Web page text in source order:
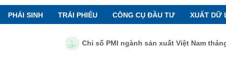
PHÁI SINH TRÁI PHIẾU CÔNG CỤ ĐẦU TƯ XUẤT DỮ
Chỉ số PMI ngành sản xuất Việt Nam tháng